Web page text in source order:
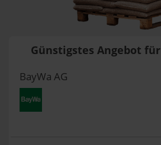
Günstigstes Angebot für
BayWa AG